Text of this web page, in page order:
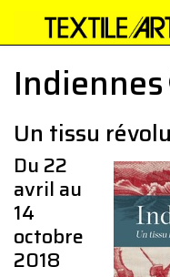
Indiennes
Un tissu
Du 22
avril au
14
octobre
2018